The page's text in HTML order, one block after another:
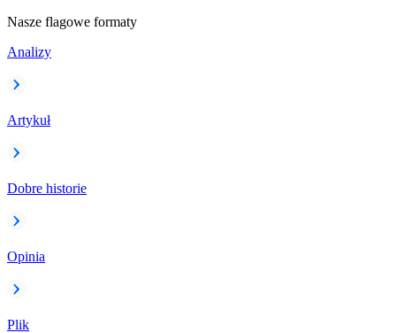
Nasze flagowe formaty
Analizy
Artykuł
Dobre historie
Opinia
Plik